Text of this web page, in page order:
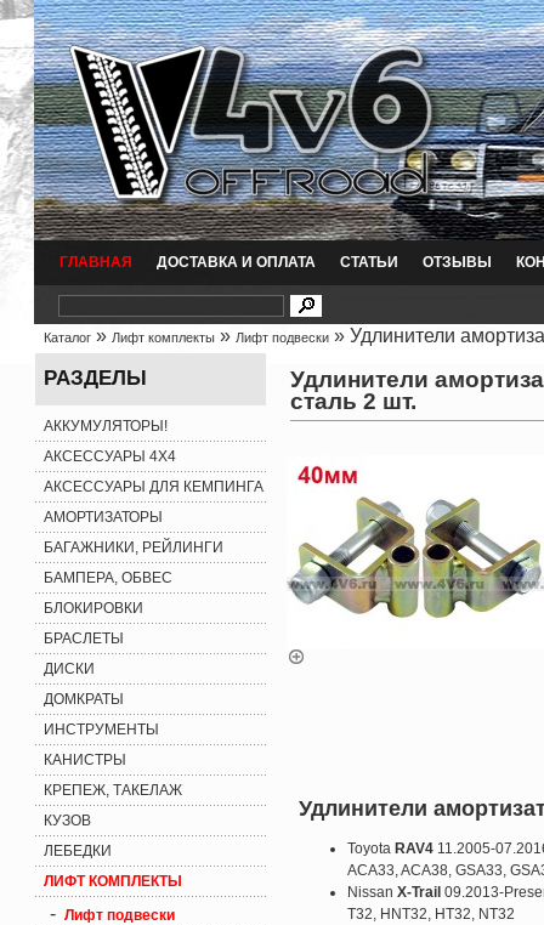
ГЛАВНАЯ ДОСТАВКА И ОПЛАТА СТАТЬИ ОТЗЫВЫ
Каталог » Лифт комплекты » Лифт подвески » Удлинители
РАЗДЕЛЫ
АККУМУЛЯТОРЫ!
АКСЕССУАРЫ 4X4
АКСЕССУАРЫ ДЛЯ КЕМПИНГА
АМОРТИЗАТОРЫ
БАГАЖНИКИ, РЕЙЛИНГИ
БАМПЕРА, ОБВЕС
БЛОКИРОВКИ
БРАСЛЕТЫ
ДИСКИ
ДОМКРАТЫ
ИНСТРУМЕНТЫ
КАНИСТРЫ
КРЕПЕЖ, ТАКЕЛАЖ
КУЗОВ
ЛЕБЕДКИ
ЛИФТ КОМПЛЕКТЫ
- Лифт подвески
Удлинители
сталь 2 шт.
Удлинители
Toyota RAV4 11.2005-
ACA33, ACA38, GSA33,
Nissan X-Trail 09.2013-
T32, HNT32, HT32, NT32